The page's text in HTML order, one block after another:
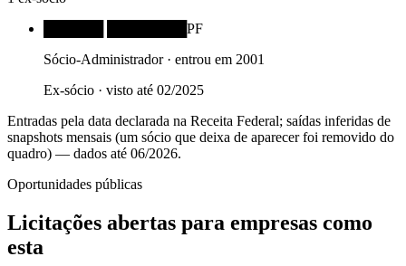
PF
Sócio-Administrador· entrou em 2001
Ex-sócio · visto até 02/2025
Entradas pela data declarada na Receita Federal; saídas inferidas de
snapshots mensais (um sócio que deixa de aparecer foi removido do
quadro) — dados até 06/2026.
Oportunidades públicas
Licitações abertas para empresas como
esta